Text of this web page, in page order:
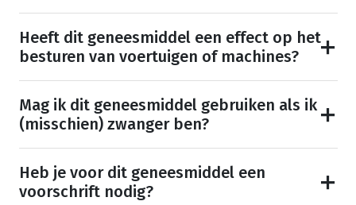
Heeft dit geneesmiddel een effect op het
besturen van voertuigen of machines?
Mag ik dit geneesmiddel gebruiken als ik
(misschien) zwanger ben?
Heb je voor dit geneesmiddel een
voorschrift nodig?